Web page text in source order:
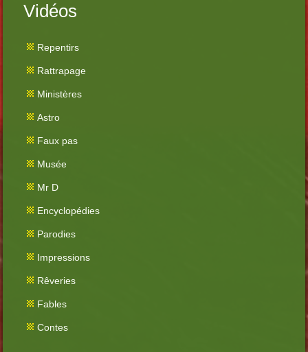
Vidéos
Repentirs
Rattrapage
Ministères
Astro
Faux pas
Musée
Mr D
Encyclopédies
Parodies
Impressions
Rêveries
Fables
Contes